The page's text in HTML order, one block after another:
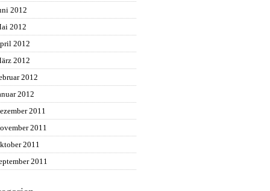
2012
2012
2012
2012
2012
2012
2011
2011
2011
2011